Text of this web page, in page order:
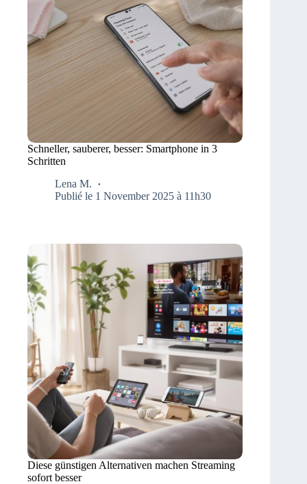
Schneller, sauberer, besser: Smartphone in 3
Schritten
Lena M.
Publié le 1 November 2025 à 11h30
Diese günstigen Alternativen machen Streaming
sofort besser